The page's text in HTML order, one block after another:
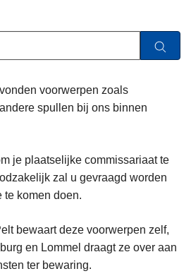
voorwerpen zoals
spullen bij ons binnen
je plaatselijke commissariaat te
zal u gevraagd worden
te komen doen.
bewaart deze voorwerpen zelf,
en Lommel draagt ze over aan
ter bewaring.